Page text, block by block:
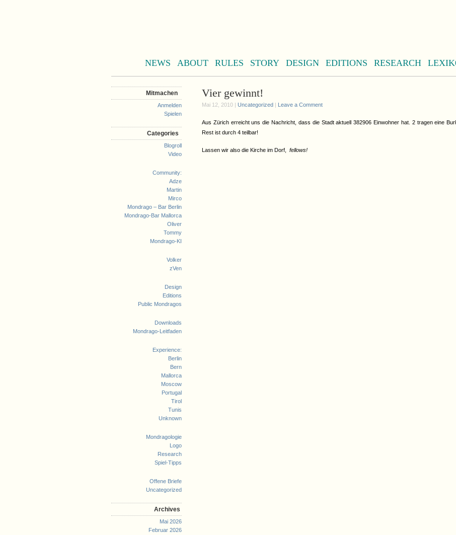
NEWS ABOUT RULES STORY DESIGN EDITIONS RESEARCH
Mitmachen
Anmelden
Spielen
Categories
Blogroll
Video
Community:
Adze
Martin
Mirco
Mondrago – Bar Berlin
Mondrago-Bar Mallorca
Oliver
Tommy
Mondrago-KI
Volker
zVen
Design
Editions
Public Mondragos
Downloads
Mondrago-Leitfaden
Experience:
Berlin
Bern
Mallorca
Moscow
Portugal
Tirol
Tunis
Unknown
Mondragologie
Logo
Research
Spiel-Tipps
Offene Briefe
Uncategorized
Archives
Mai 2026
Februar 2026
Vier gewinnt!
Mai 12, 2010 | Uncategorized | Leave a Comment
Aus Zürich erreicht uns die Nachricht, dass die Stadt aktuell 382906 Einwohner hat. 2 tragen eine
Rest ist durch 4 teilbar!
Lassen wir also die Kirche im Dorf, fellows!